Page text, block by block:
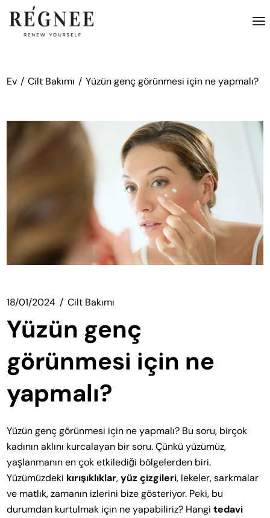
atla
Ev Cilt Bakımı Yüzün genç görünmesi için ne yapmalı?
18/01/2024 Cilt Bakımı
Yüzün genç
görünmesi için ne
yapmalı?
Yüzün genç görünmesi için ne yapmalı? Bu soru, birçok
kadının aklını kurcalayan bir soru. Çünkü yüzümüz,
yaşlanmanın en çok etkilediği bölgelerden biri.
Yüzümüzdeki kırışıklıklar,yüz çizgileri, lekeler, sarkmalar
ve matlık, zamanın izlerini bize gösteriyor. Peki, bu
durumdan kurtulmak için ne yapabiliriz? Hangitedavi